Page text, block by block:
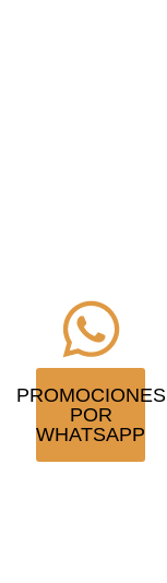
PROMOCIONES
POR
WHATSAPP